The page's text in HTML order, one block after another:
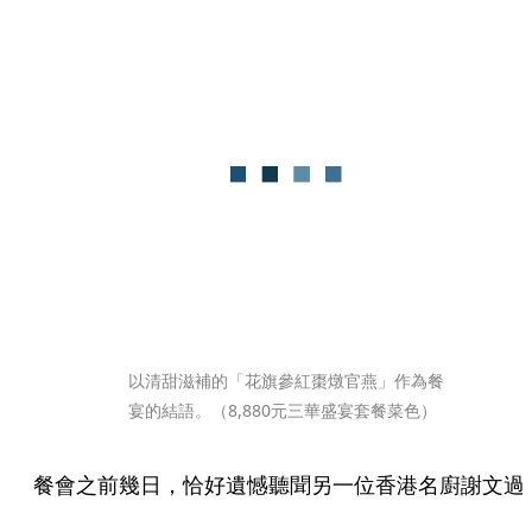
以清甜滋補的「花旗參紅棗燉官燕」作為餐
宴的結語。（8,880元三華盛宴套餐菜色）
餐會之前幾日，恰好遺憾聽聞另一位香港名廚謝文過